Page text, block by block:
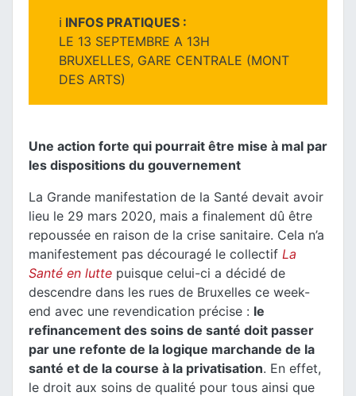
ℹ️ INFOS PRATIQUES :
LE 13 SEPTEMBRE A 13H
BRUXELLES, GARE CENTRALE (MONT
DES ARTS)
Une action forte qui pourrait être mise à mal par
les dispositions du gouvernement
La Grande manifestation de la Santé devait avoir
lieu le 29 mars 2020, mais a finalement dû être
repoussée en raison de la crise sanitaire. Cela n’a
manifestement pas découragé le collectif La
Santé en lutte puisque celui-ci a décidé de
descendre dans les rues de Bruxelles ce week-
end avec une revendication précise : le
refinancement des soins de santé doit passer
par une refonte de la logique marchande de la
santé et de la course à la privatisation. En effet,
le droit aux soins de qualité pour tous ainsi que